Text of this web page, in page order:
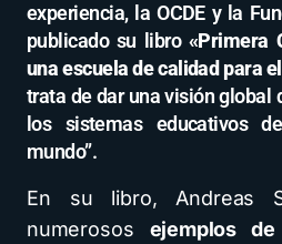
experiencia, la OCDE y la
publicado su libro «Primera
una escuela de calidad para
trata de dar una visión global
los sistemas educativos
mundo”.
En su libro, Andreas
numerosos ejemplos